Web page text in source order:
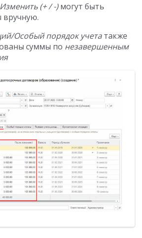
Изменить (+ / -)могут быть
вручную.
Особый порядок учета также
суммы по незавершенным